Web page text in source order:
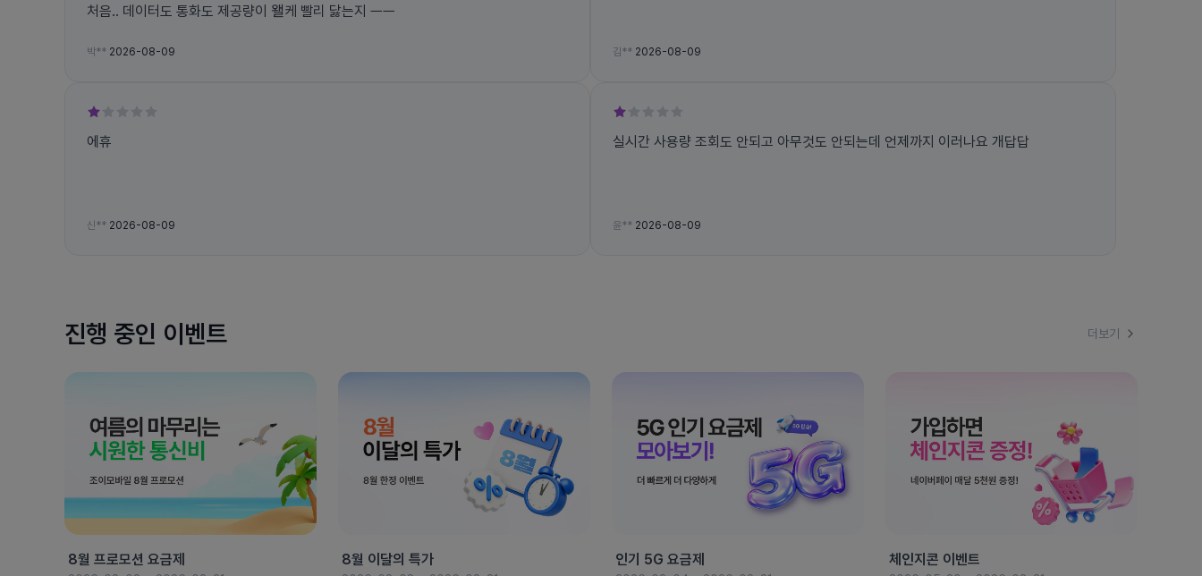
처음.. 데이터도 통화도 제공량이 왤케 빨리 닳는지 ㅡㅡ
박** 2026-08-09 김** 2026-08-09
에휴
신** 2026-08-09
실시간 사용량 조회도 안되고 아무것도 안되는데 언제까지 이러나요 개답답
윤** 2026-08-09
진행 중인 이벤트 더보기
8월 프로모션 요금제 8월 이달의 특가 인기 5G 요금제 체인지콘 이벤트